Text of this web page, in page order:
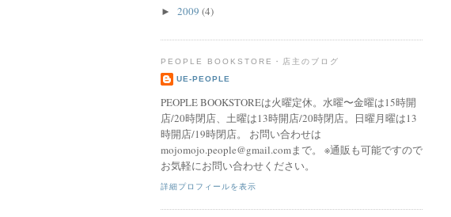
► 2009 (4)
PEOPLE BOOKSTORE・店主のブログ
UE-PEOPLE
PEOPLE BOOKSTOREは火曜定休。水曜〜金曜は15時開
店/20時閉店、土曜は13時開店/20時閉店。日曜月曜は13
時開店/19時閉店。 お問い合わせは
mojomojo.people@gmail.comまで。 ※通販も可能ですので
お気軽にお問い合わせください。
詳細プロフィールを表示